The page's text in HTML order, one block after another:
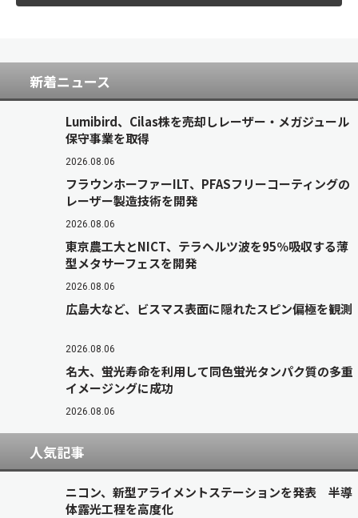
新着ニュース
Lumibird、Cilas株を売却しレーザー・メガジュール
保守事業を取得
2026.08.06
フラウンホーファーILT、PFASフリーコーティングの
レーザー製造技術を開発
2026.08.06
東京農工大とNICT、テラヘルツ波を95％吸収する薄
型メタサーフェスを開発
2026.08.06
広島大など、ビスマス表面に隠れたスピン偏極を観測
2026.08.06
名大、蛍光寿命を利用して同色蛍光タンパク質の多重
イメージングに成功
2026.08.06
人気記事
ニコン、新型アライメントステーションを発表 半導
体露光工程を高度化